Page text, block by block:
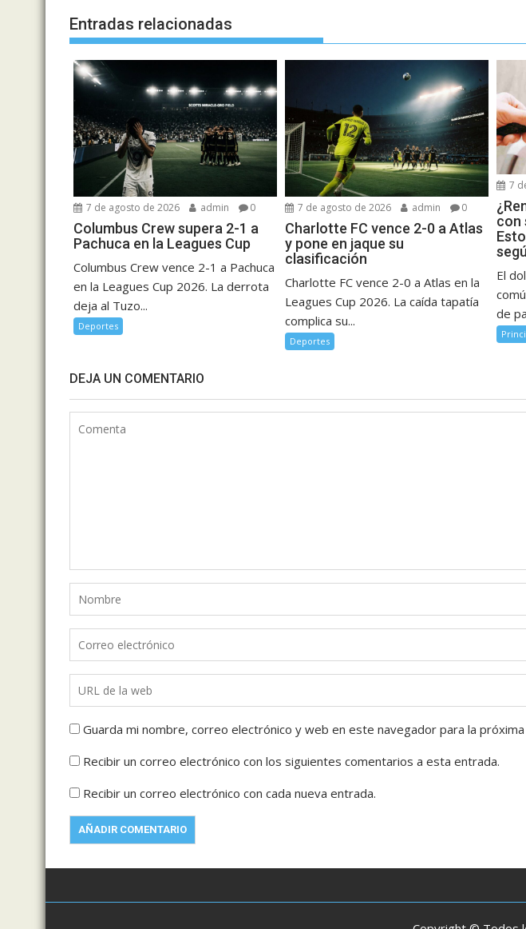
Entradas relacionadas
7 de agosto de 2026 admin 0
Columbus Crew supera 2-1 a
Pachuca en la Leagues Cup
Columbus Crew vence 2-1 a Pachuca
en la Leagues Cup 2026. La derrota
deja al Tuzo...
Deportes
7 de agosto de 2026 admin 0
Charlotte FC vence 2-0 a Atlas
y pone en jaque su
clasificación
Charlotte FC vence 2-0 a Atlas en la
Leagues Cup 2026. La caída tapatía
complica su...
Deportes
7
con
El
de
DEJA UN COMENTARIO
Guarda mi nombre, correo electrónico y web en este navegador para la
Recibir un correo electrónico con los siguientes comentarios a esta entrada.
Recibir un correo electrónico con cada nueva entrada.